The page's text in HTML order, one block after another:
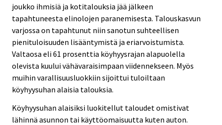
joukko ihmisiä ja kotitalouksia jää jälkeen
tapahtuneesta elinolojen paranemisesta. Talouskasvun
varjossa on tapahtunut niin sanotun suhteellisen
pienituloisuuden lisääntymistä ja eriarvoistumista.
Valtaosa eli 61 prosenttia köyhyysrajan alapuolella
olevista kuului vähävaraisimpaan viidennekseen. Myös
muihin varallisuusluokkiin sijoittui tuloiltaan
köyhyysuhan alaisia talouksia.
Köyhyysuhan alaisiksi luokitellut taloudet omistivat
lähinnä asunnon tai käyttöomaisuutta kuten auton.